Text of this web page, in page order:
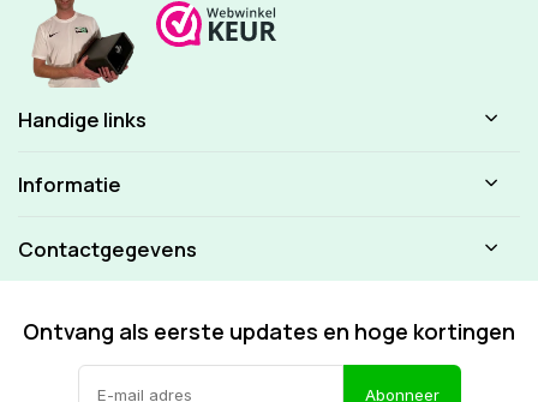
Handige links
Informatie
Contactgegevens
Ontvang als eerste updates en hoge kortingen
Abonneer